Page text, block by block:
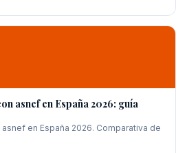
asnef en España 2026: guía
en España 2026. Comparativa de